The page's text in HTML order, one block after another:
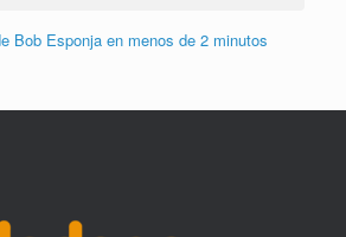
Bob Esponja en menos de 2 minutos